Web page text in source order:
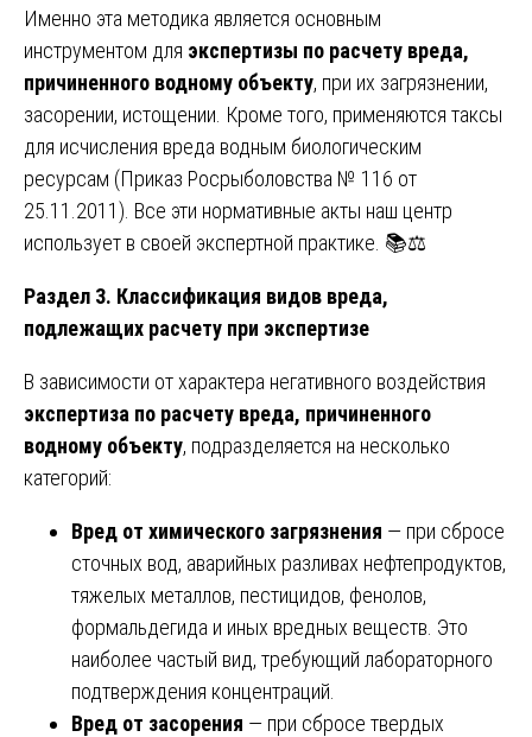
Именно эта методика является основным
инструментом для экспертизы по расчету вреда,
причиненного водному объекту, при их загрязнении,
засорении, истощении. Кроме того, применяются таксы
для исчисления вреда водным биологическим
ресурсам (Приказ Росрыболовства № 116 от
25.11.2011). Все эти нормативные акты наш центр
использует в своей экспертной практике. 📚⚖️
Раздел 3. Классификация видов вреда,
подлежащих расчету при экспертизе
В зависимости от характера негативного воздействия
экспертиза по расчету вреда, причиненного
водному объекту, подразделяется на несколько
категорий:
Вред от химического загрязнения — при сбросе
сточных вод, аварийных разливах нефтепродуктов,
тяжелых металлов, пестицидов, фенолов,
формальдегида и иных вредных веществ. Это
наиболее частый вид, требующий лабораторного
подтверждения концентраций.
Вред от засорения — при сбросе твердых